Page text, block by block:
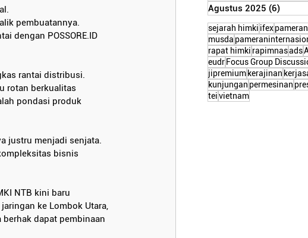
pembuatannya.
dengan POSSORE.ID
rantai distribusi.
rotan berkualitas
pondasi produk
justru menjadi senjata.
bisnis
NTB kini baru
ke Lombok Utara,
berhak dapat pembinaan
Agustus 2025 (6)
sejarah himki ifexpameran
musda
rapat himki rapimnasads
eudr Focus Group
jipremium kerajinan
kunjungan permesinan
teivietnam